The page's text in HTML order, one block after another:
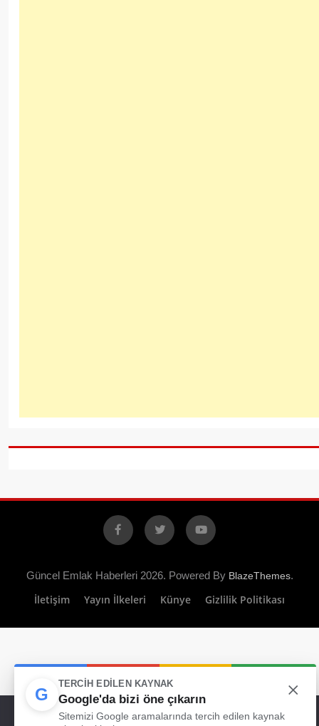
Facebook
X YouTube
Güncel Emlak Haberleri 2026. Powered By BlazeThemes.
İletişim Yayın İlkeleri Künye Gizlilik Politikası
Web sitemizde size en iyi deneyimi sunabilmemiz için çerezleri
G
TERCIH EDILEN KAYNAK
Google'da bizi öne çıkarın
Sitemizi Google aramalarında tercih edilen kaynak
×